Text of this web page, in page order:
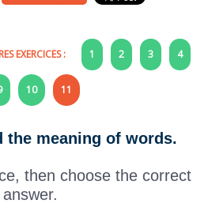
EXERCICES : 1 2 3 4
10 11
the meaning of words.
then choose the correct
answer.